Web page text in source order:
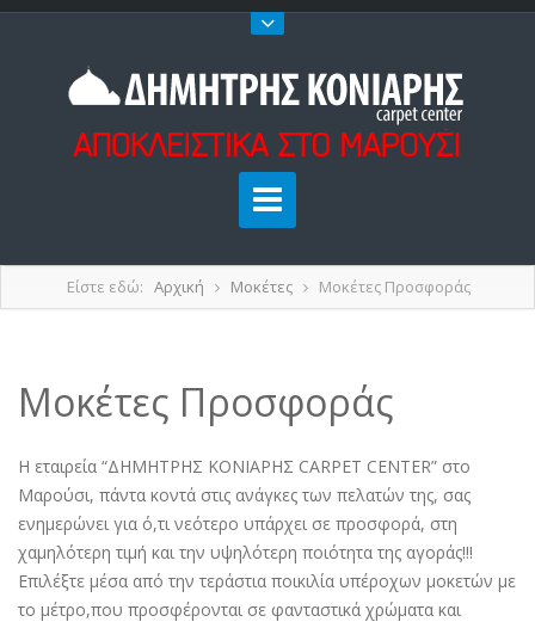
Είστε εδώ: Αρχική Μοκέτες Μοκέτες Προσφοράς
Μοκέτες Προσφοράς
Η εταιρεία “ΔΗΜΗΤΡΗΣ ΚΟΝΙΑΡΗΣ CARPET CENTER” στο
Μαρούσι, πάντα κοντά στις ανάγκες των πελατών της, σας
ενημερώνει για ό,τι νεότερο υπάρχει σε προσφορά, στη
χαμηλότερη τιμή και την υψηλότερη ποιότητα της αγοράς!!!
Επιλέξτε μέσα από την τεράστια ποικιλία υπέροχων μοκετών με
το μέτρο,που προσφέρονται σε φανταστικά χρώματα και